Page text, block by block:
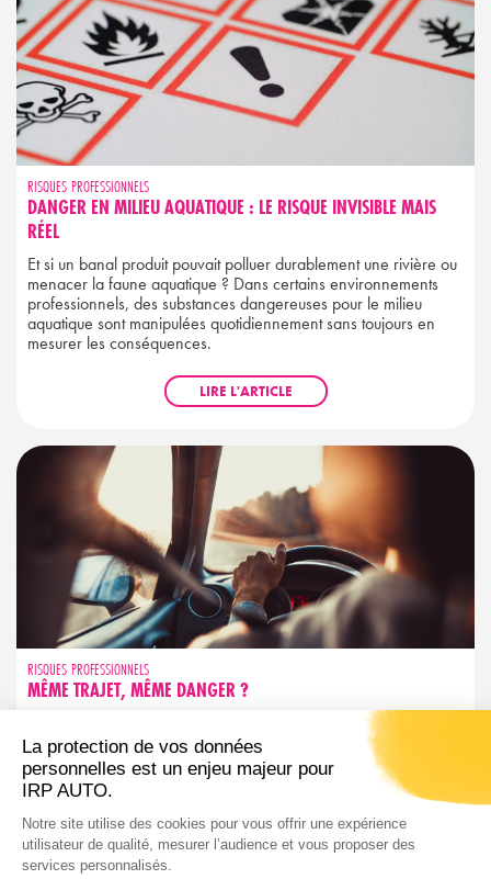
RISQUES PROFESSIONNELS
DANGER EN MILIEU AQUATIQUE : LE RISQUE INVISIBLE MAIS
RÉEL
Et si un banal produit pouvait polluer durablement une rivière ou
menacer la faune aquatique ? Dans certains environnements
professionnels, des substances dangereuses pour le milieu
aquatique sont manipulées quotidiennement sans toujours en
mesurer les conséquences.
LIRE L'ARTICLE
RISQUES PROFESSIONNELS
MÊME TRAJET, MÊME DANGER ?
Trajet familier ne rime pas avec sécurité garantie. Découvrez les
réflexes simples pour garder votre vigilance active, même sur
les routes que vous connaissez par cœur.